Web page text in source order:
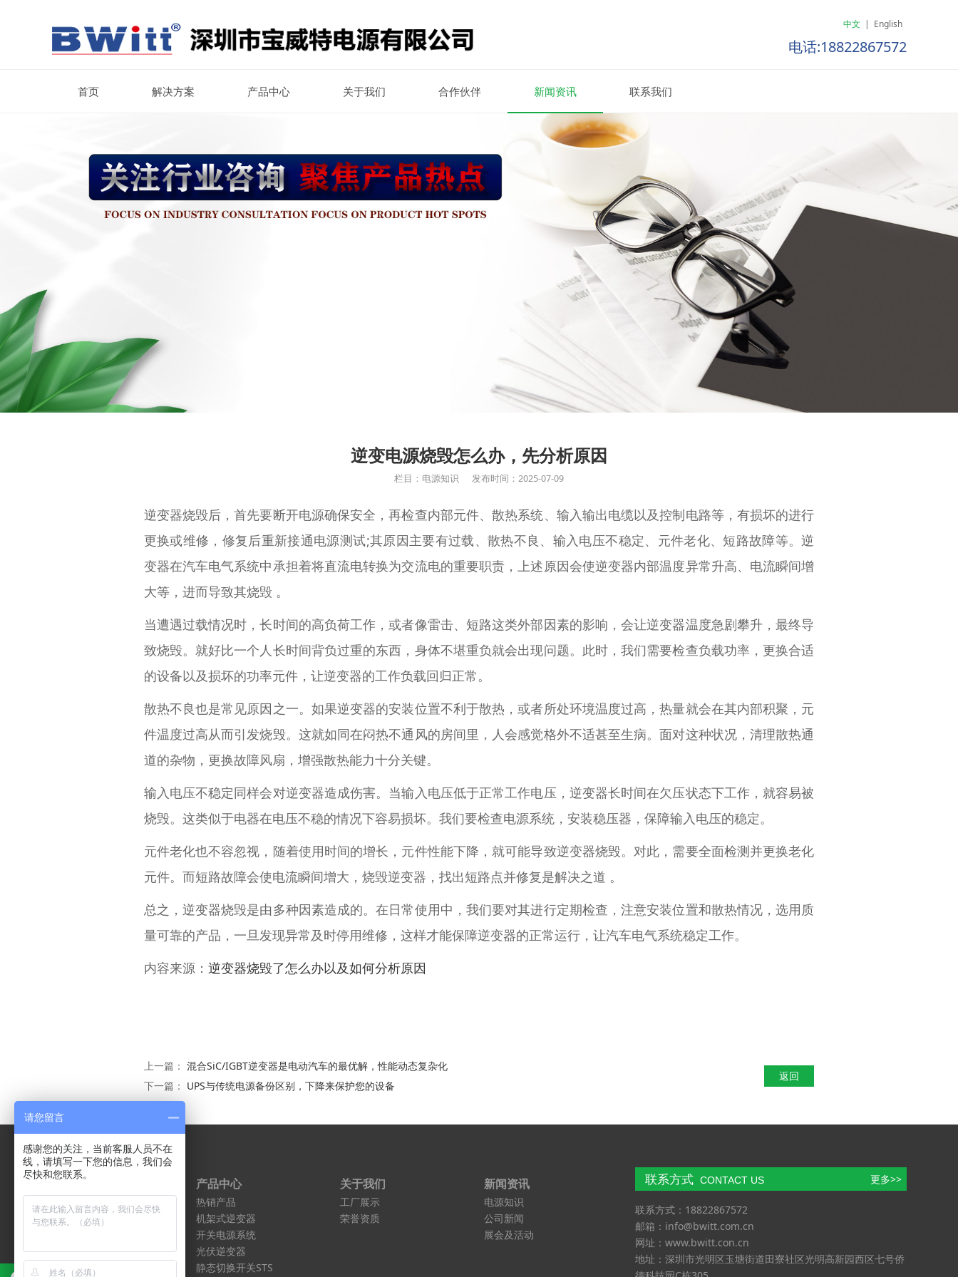
中文 | English
电话:18822867572
首页 解决方案 产品中心 关于我们 合作伙伴 新闻资讯 联系我们
逆变电源烧毁怎么办，先分析原因
栏目：电源知识 发布时间：2025-07-09
逆变器烧毁后，首先要断开电源确保安全，再检查内部元件、散热系统、输入输出电缆以及控制电路等，有损坏的进行
更换或维修，修复后重新接通电源测试;其原因主要有过载、散热不良、输入电压不稳定、元件老化、短路故障等。逆
变器在汽车电气系统中承担着将直流电转换为交流电的重要职责，上述原因会使逆变器内部温度异常升高、电流瞬间增
大等，进而导致其烧毁 。
当遭遇过载情况时，长时间的高负荷工作，或者像雷击、短路这类外部因素的影响，会让逆变器温度急剧攀升，最终导
致烧毁。就好比一个人长时间背负过重的东西，身体不堪重负就会出现问题。此时，我们需要检查负载功率，更换合适
的设备以及损坏的功率元件，让逆变器的工作负载回归正常。
散热不良也是常见原因之一。如果逆变器的安装位置不利于散热，或者所处环境温度过高，热量就会在其内部积聚，元
件温度过高从而引发烧毁。这就如同在闷热不通风的房间里，人会感觉格外不适甚至生病。面对这种状况，清理散热通
道的杂物，更换故障风扇，增强散热能力十分关键。
输入电压不稳定同样会对逆变器造成伤害。当输入电压低于正常工作电压，逆变器长时间在欠压状态下工作，就容易被
烧毁。这类似于电器在电压不稳的情况下容易损坏。我们要检查电源系统，安装稳压器，保障输入电压的稳定。
元件老化也不容忽视，随着使用时间的增长，元件性能下降，就可能导致逆变器烧毁。对此，需要全面检测并更换老化
元件。而短路故障会使电流瞬间增大，烧毁逆变器，找出短路点并修复是解决之道 。
总之，逆变器烧毁是由多种因素造成的。在日常使用中，我们要对其进行定期检查，注意安装位置和散热情况，选用质
量可靠的产品，一旦发现异常及时停用维修，这样才能保障逆变器的正常运行，让汽车电气系统稳定工作。
内容来源： 逆变器烧毁了怎么办以及如何分析原因
上一篇： 混合SiC/IGBT逆变器是电动汽车的最优解，性能动态复杂化
下一篇： UPS与传统电源备份区别，下降来保护您的设备
返回
解决方案
常见问题
服务领域
产品中心
热销产品
机架式逆变器
开关电源系统
光伏逆变器
静态切换开关STS
关于我们
工厂展示
荣誉资质
新闻资讯
电源知识
公司新闻
展会及活动
联系方式 CONTACT US 更多>>
联系方式：18822867572
邮箱：info@bwitt.com.cn
网址：www.bwitt.con.cn
地址：深圳市光明区玉塘街道田寮社区光明高新园西区七号侨
请您留言
感谢您的关注，当前客服人员不在
线，请填写一下您的信息，我们会
尽快和您联系。